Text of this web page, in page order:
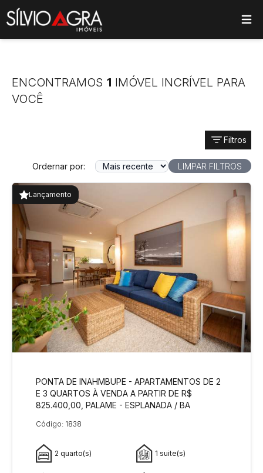
main menu
ENCONTRAMOS 1 IMÓVEL INCRÍVEL PARA
VOCÊ
Filtros
Ordernar por: LIMPAR FILTROS
Lançamento
PONTA DE INAHMBUPE - APARTAMENTOS DE 2
E 3 QUARTOS À VENDA A PARTIR DE R$
825.400,00, PALAME - ESPLANADA / BA
Código: 1838
2 quarto(s) 1 suite(s)